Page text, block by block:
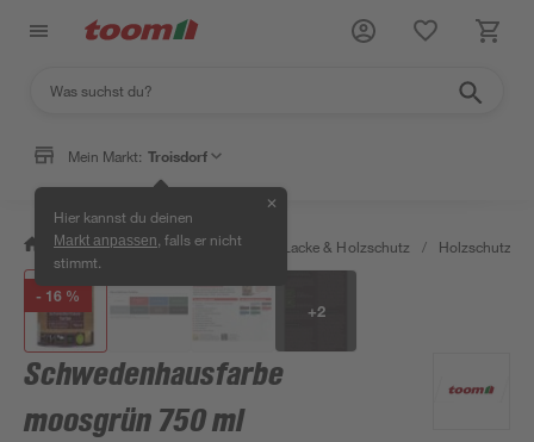
Mein Markt: Troisdorf
Hier kannst du deinen
Markt anpassen , falls er nicht
stimmt.
✕
/ Bauen & Renovieren / Farben, Lacke & Holzschutz / Holzschutz &
- 16 %
+2
Schwedenhausfarbe
moosgrün 750 ml